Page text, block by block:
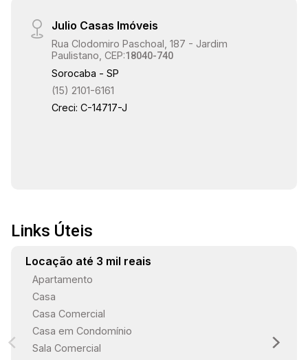
Julio Casas Imóveis
Rua Clodomiro Paschoal, 187 - Jardim
Paulistano, CEP:18040-740
Sorocaba - SP
(15) 2101-6161
Creci: C-14717-J
Links Úteis
Locação até 3 mil reais
Apartamento
Casa
Casa Comercial
Casa em Condomínio
Sala Comercial